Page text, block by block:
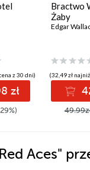
z 30 dni)
zł
Bractwo
Żaby
Edgar
(32,49 zł
Aces"